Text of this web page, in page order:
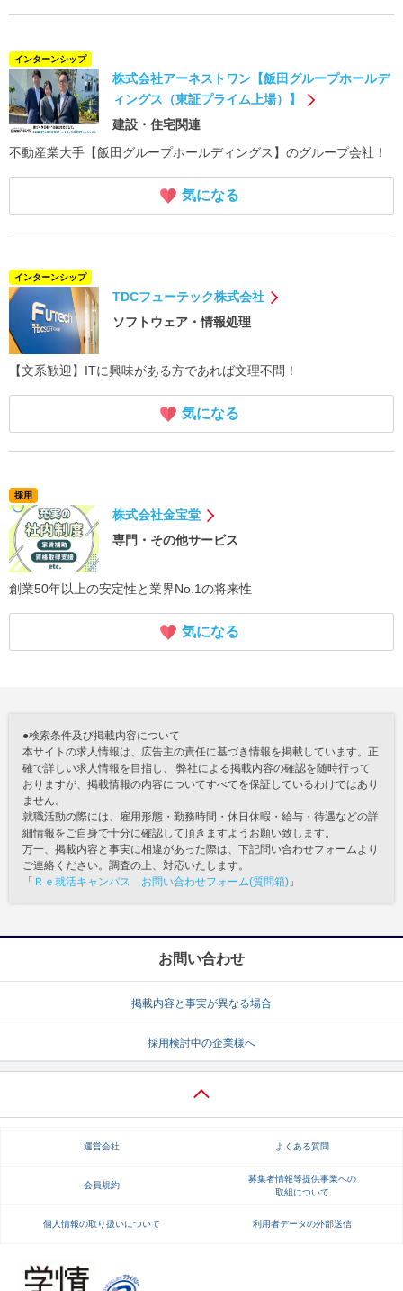
インターンシップ
株式会社アーネストワン【飯田グループホールデ
ィングス（東証プライム上場）】
建設・住宅関連
不動産業大手【飯田グループホールディングス】のグループ会社！
気になる
インターンシップ
TDCフューテック株式会社
ソフトウェア・情報処理
【文系歓迎】ITに興味がある方であれば文理不問！
気になる
採用
株式会社金宝堂
専門・その他サービス
創業50年以上の安定性と業界No.1の将来性
気になる
●検索条件及び掲載内容について
本サイトの求人情報は、広告主の責任に基づき情報を掲載しています。正
確で詳しい求人情報を目指し、 弊社による掲載内容の確認を随時行って
おりますが、掲載情報の内容についてすべてを保証しているわけではあり
ません。
就職活動の際には、雇用形態・勤務時間・休日休暇・給与・待遇などの詳
細情報をご自身で十分に確認して頂きますようお願い致します。
万一、掲載内容と事実に相違があった際は、下記問い合わせフォームより
ご連絡ください。調査の上、対応いたします。
「 Ｒｅ就活キャンパス お問い合わせフォーム(質問箱) 」
お問い合わせ
掲載内容と事実が異なる場合
採用検討中の企業様へ
運営会社 よくある質問
会員規約
募集者情報等提供事業への
取組について
個人情報の取り扱いについて 利用者データの外部送信